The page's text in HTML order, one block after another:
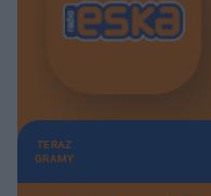
TERAZ
GRAMY